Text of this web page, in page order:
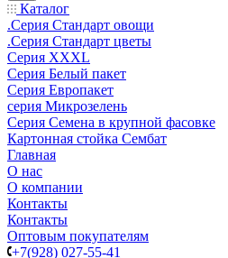
Каталог
.Серия Стандарт овощи
.Серия Стандарт цветы
Серия XXXL
Серия Белый пакет
Серия Европакет
серия Микрозелень
Серия Семена в крупной фасовке
Картонная стойка Сембат
Главная
О нас
О компании
Контакты
Контакты
Оптовым покупателям
+7(928) 027-55-41